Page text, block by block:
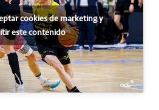
cookies de marketing y
este contenido